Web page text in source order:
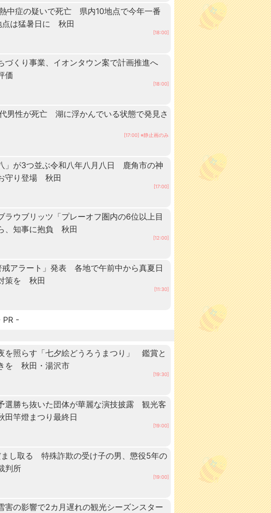
中症の疑いで死亡 県内10地点で今年一番
は猛暑日に 秋田
[18:00]
づくり事業、イオンタウン案で計画推進へ
価
[18:00]
男性が死亡 湖に浮かんでいる状態で発見さ
[17:00] ※静止画のみ
」が3つ並ぶ令和八年八月八日 鹿角市の神
守り登場 秋田
[17:00]
ラウブリッツ「プレーオフ圏内の6位以上目
、知事に抱負 秋田
[12:00]
戒アラート」発表 各地で午前中から真夏日
策を 秋田
[11:30]
PR -
を照らす「七夕絵どうろうまつり」 鑑賞と
を 秋田・湯沢市
[19:30]
選勝ち抜いた団体が華麗な演技披露 観光客
竿燈まつり最終日
[19:00]
し取る 特殊詐欺の受け子の男、懲役5年の
判所
[19:00]
の影響で2カ月遅れの観光シーズンスター